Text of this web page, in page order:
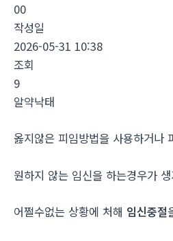
00
작성일
2026-05-31 10:38
조회
9
알약낙­태
옳지않은 피임방법을 사용하거나
원하지 않는 임신을 하는경우가
어쩔수없는 상황에 처해 임신중절